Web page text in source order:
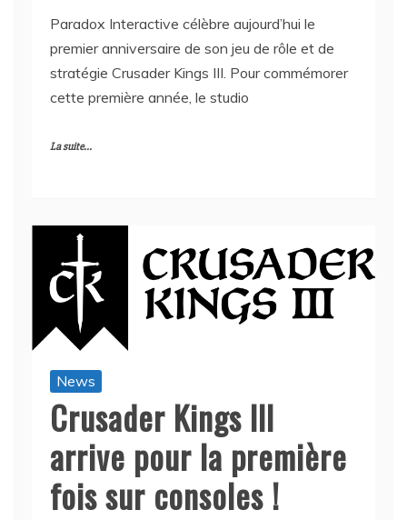
Paradox Interactive célèbre aujourd’hui le
premier anniversaire de son jeu de rôle et de
stratégie Crusader Kings III. Pour commémorer
cette première année, le studio
La suite...
News
Crusader Kings III
arrive pour la première
fois sur consoles !